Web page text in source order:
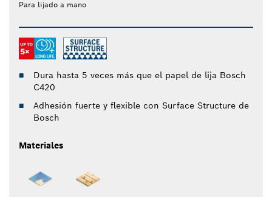
Para lijado a mano
Dura hasta 5 veces más que el papel de lija Bosch
C420
Adhesión fuerte y flexible con Surface Structure de
Bosch
Materiales